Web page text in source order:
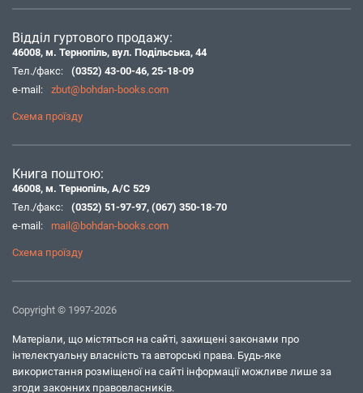
Відділ гуртового продажу:
46008, м. Тернопіль, вул. Подільська, 44
Тел./факс:
(0352) 43-00-46, 25-18-09
e-mail:
zbut@bohdan-books.com
Схема проїзду
Книга поштою:
46008, м. Тернопіль, А/С 529
Тел./факс:
(0352) 51-97-97, (067) 350-18-70
e-mail:
mail@bohdan-books.com
Схема проїзду
Copyright © 1997-2026
Матеріали, що містяться на сайті, захищені законами про
інтелектуальну власність та авторські права. Будь-яке
використання розміщеної на сайті інформації можливе лише за
згоди законних правовласників.